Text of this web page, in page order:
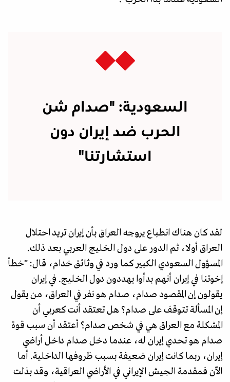
السعودية: "صدام شن
الحرب ضد إيران دون
استشارتنا"
لقد كان هناك انطباع يروجه العراق بأن إيران تريد احتلال
العراق أولا، ثم الدور على دول الخليج العربي بعد ذلك.
المسؤول السعودي الكبير كما ورد في وثائق خدام، قال: "خطأ
إخوتنا في إيران أنهم بدأوا يهددون دول الخليج. في إيران
يقولون إن المقصود صدام، صدام هو نفر في العراق، من يقول
إن المسألة تتوقف على صدام؟ هل تعتقد أنت كعربي أن
المشكلة مع العراق هي في شخص صدام؟ أعتقد أن سبب قوة
صدام هو تحدي إيران له، عندما دخل صدام داخل أراضي
إيران، ربما كانت إيران ضعيفة بسبب ظروفها الداخلية. أما
الآن فمقدمة الجيش الإيراني في الأراضي العراقية، وقد بذلت